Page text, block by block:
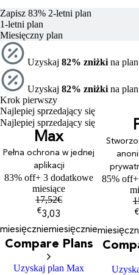
Zapisz 83% 2-letni plan
1-letni plan
Miesięczny plan
Uzyskaj 82% zniżki na
Uzyskaj 82% zniżki na
Krok pierwszy
Najlepiej sprzedający się
Najlepiej sprzedający się
Max
Pełna ochrona w jednej
aplikacji
83% off+ 3 dodatkowe
miesiące
17,52€
€3,03
miesięczniemiesięcznie
Compare Plans
Uzyskaj plan Max
85% off
€